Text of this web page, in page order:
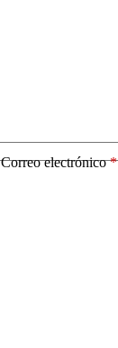
Correo electrónico*